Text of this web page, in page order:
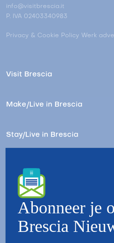
info@visitbrescia.it
P. IVA 02403340983
Privacy & Cookie Policy Werk
Visit Brescia
Make/Live in Brescia
Stay/Live in Brescia
ContactWie zijn wij
Copyright © 2026 - All Rights
Abonneer je
Brescia